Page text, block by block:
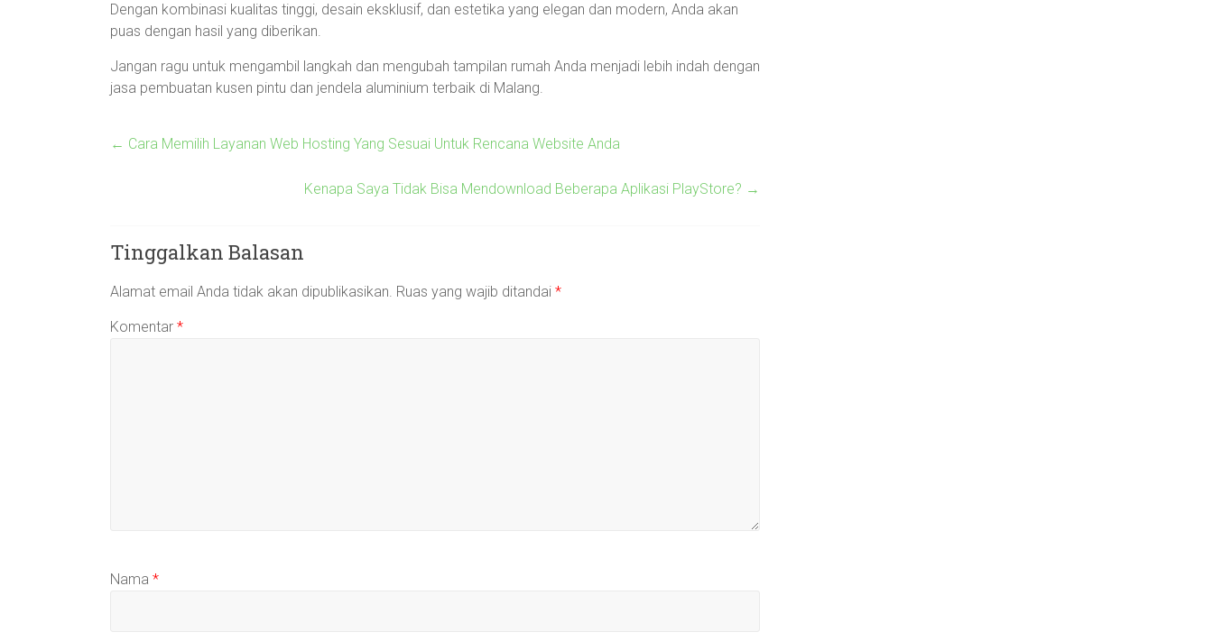
Dengan kombinasi kualitas tinggi, desain eksklusif, dan estetika yang elegan dan modern, Anda akan
puas dengan hasil yang diberikan.
Jangan ragu untuk mengambil langkah dan mengubah tampilan rumah Anda menjadi lebih indah dengan
jasa pembuatan kusen pintu dan jendela aluminium terbaik di Malang.
← Cara Memilih Layanan Web Hosting Yang Sesuai Untuk Rencana Website Anda
Kenapa Saya Tidak Bisa Mendownload Beberapa Aplikasi PlayStore? →
Tinggalkan Balasan
Alamat email Anda tidak akan dipublikasikan. Ruas yang wajib ditandai *
Komentar *
Nama *